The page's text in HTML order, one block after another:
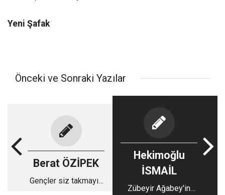
Yeni Şafak
Önceki ve Sonraki Yazılar
Berat ÖZİPEK
Gençler siz takmayın
Hekimoğlu
İSMAİL
Zübeyir Ağabey'in